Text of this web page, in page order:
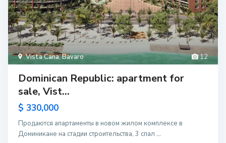
12
Vista Cana,Bavaro
Dominican Republic: apartment for
sale, Vist...
$ 330,000
Продаются апартаменты в новом жилом комплексе в
Доминикане на стадии строительства, 3 спал ...